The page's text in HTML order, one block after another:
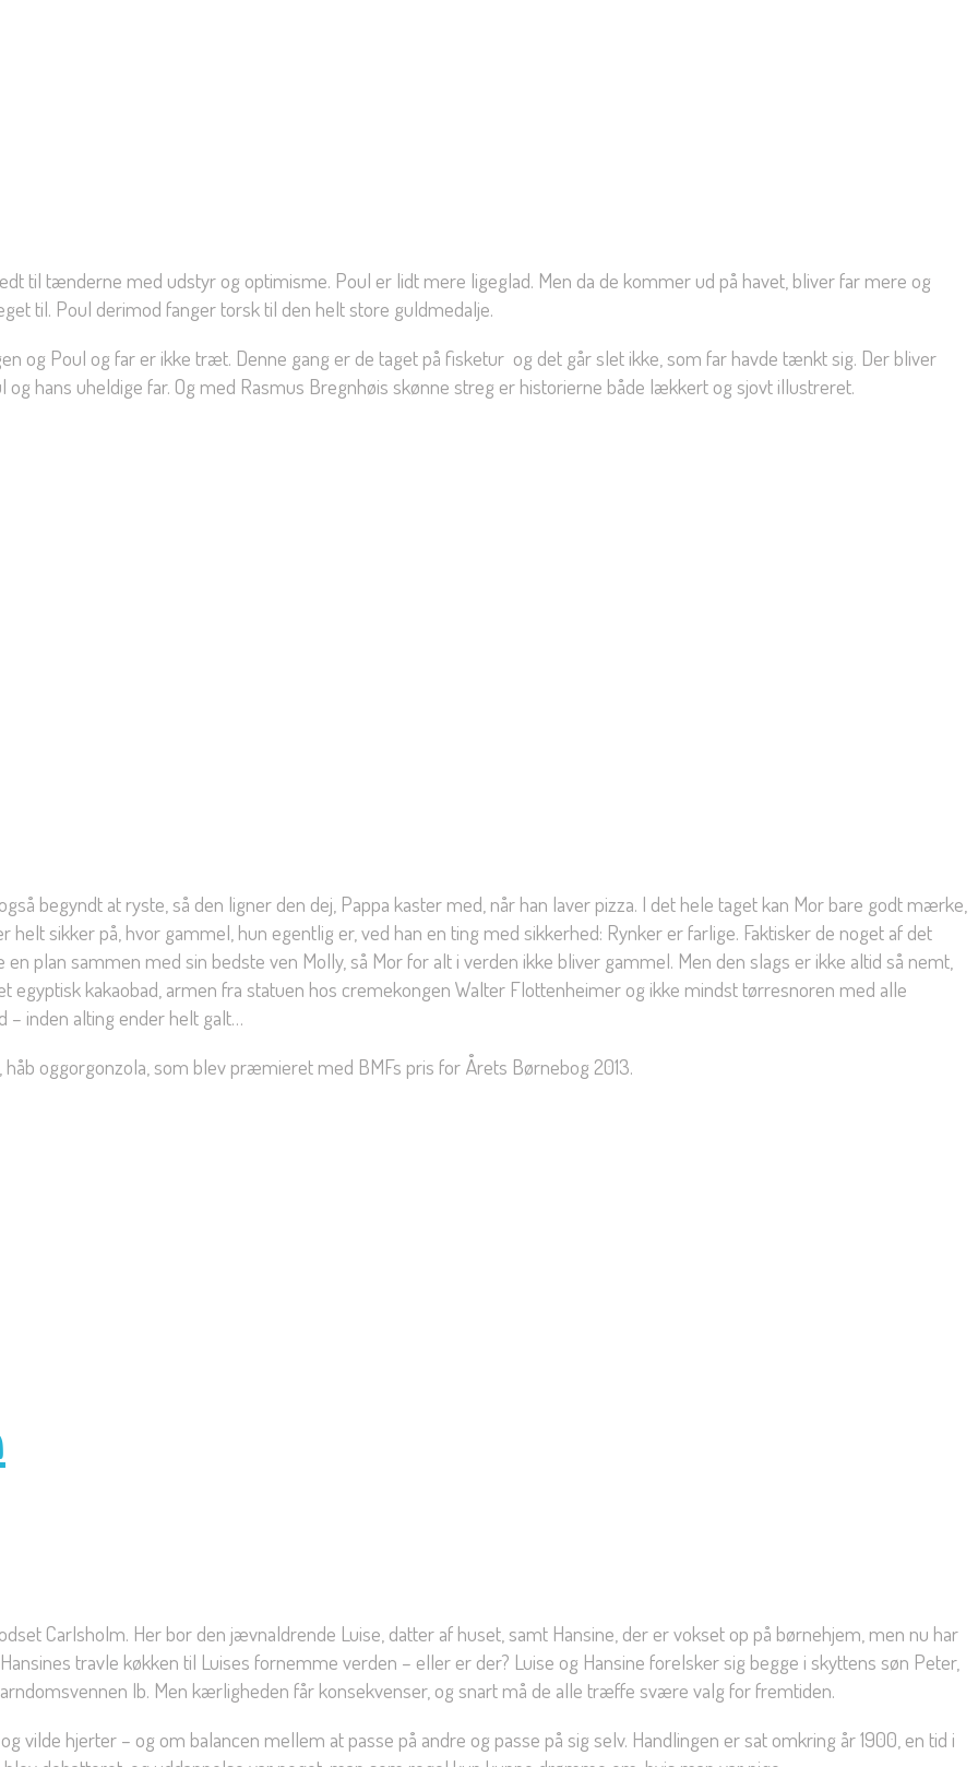
til tænderne med udstyr og optimisme. Poul er lidt mere ligeglad. Men da de kommer ud på havet, bliver far mere og
til. Poul derimod fanger torsk til den helt store guldmedalje.
og Poul og far er ikke træt. Denne gang er de taget på fisketur  og det går slet ikke, som far havde tænkt sig. Der bliver
hans uheldige far. Og med Rasmus Bregnhøis skønne streg er historierne både lækkert og sjovt illustreret.
begyndt at ryste, så den ligner den dej, Pappa kaster med, når han laver pizza. I det hele taget kan Mor bare godt mærke,
sikker på, hvor gammel, hun egentlig er, ved han en ting med sikkerhed: Rynker er farlige. Faktisker de noget af det
plan sammen med sin bedste ven Molly, så Mor for alt i verden ikke bliver gammel. Men den slags er ikke altid så nemt,
egyptisk kakaobad, armen fra statuen hos cremekongen Walter Flottenheimer og ikke mindst tørresnoren med alle
inden alting ender helt galt…
oggorgonzola, som blev præmieret med BMFs pris for Årets Børnebog 2013.
Carlsholm. Her bor den jævnaldrende Luise, datter af huset, samt Hansine, der er vokset op på børnehjem, men nu har
travle køkken til Luises fornemme verden – eller er der? Luise og Hansine forelsker sig begge i skyttens søn Peter,
Ib. Men kærligheden får konsekvenser, og snart må de alle træffe svære valg for fremtiden.
hjerter – og om balancen mellem at passe på andre og passe på sig selv. Handlingen er sat omkring år 1900, en tid i